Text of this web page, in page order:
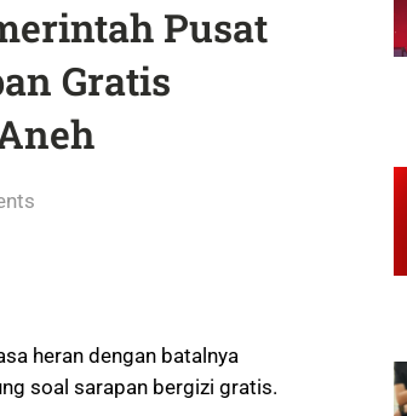
Pusat
Gratis
heran dengan batalnya
soal sarapan bergizi gratis.